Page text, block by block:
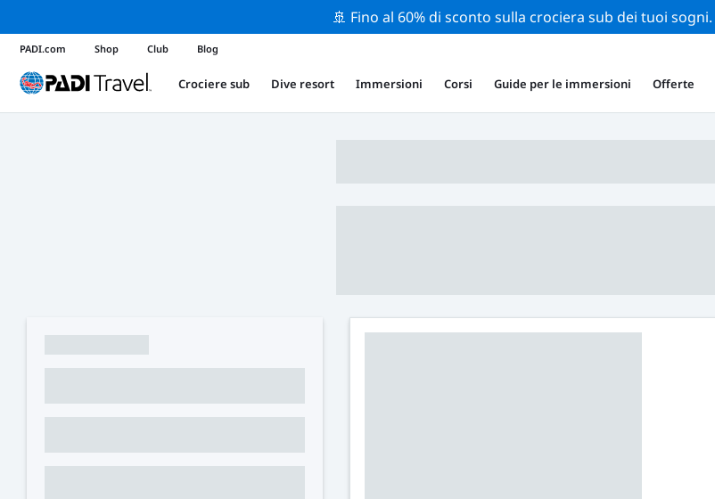
🚢 Fino al 60% di sconto sulla crociera sub dei tuoi sogni.
PADI.com Shop Club Blog
Crociere sub Dive resort Immersioni Corsi Guide per le immersioni Offerte